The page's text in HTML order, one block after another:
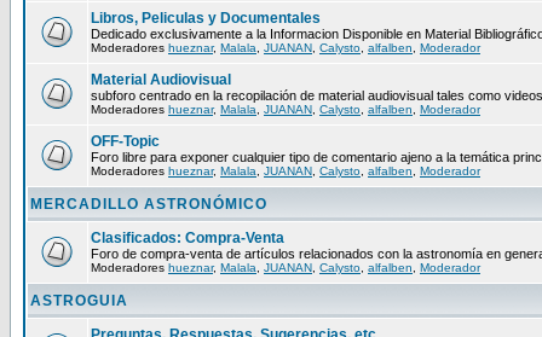
Libros, Peliculas y Documentales
Dedicado exclusivamente a la Informacion Disponible en Material
Moderadores hueznar, Malala JUANAN Calysto alfalben Moderador
Material Audiovisual
subforo centrado en la recopilación de material audiovisual tales como
Moderadores hueznar, Malala JUANAN Calysto alfalben Moderador
OFF-Topic
Foro libre para exponer cualquier tipo de comentario ajeno a la temática
Moderadores hueznar, Malala JUANAN Calysto alfalben Moderador
MERCADILLO ASTRONÓMICO
Clasificados: Compra-Venta
Foro de compra-venta de artículos relacionados con la astronomía en
Moderadores hueznar, Malala JUANAN Calysto alfalben Moderador
ASTROGUIA